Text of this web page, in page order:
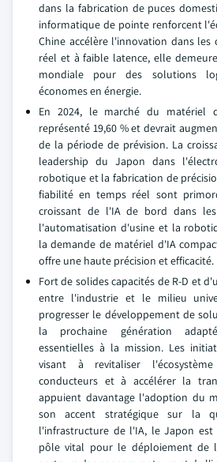
dans la fabrication de puces
informatique de pointe renforcent
Chine accélère l'innovation dans les
réel et à faible latence, elle
mondiale pour des solutions
économes en énergie.
En 2024, le marché du matériel
représenté 19,60 % et devrait
de la période de prévision. La
leadership du Japon dans
robotique et la fabrication de
fiabilité en temps réel sont
croissant de l'IA de bord dans les
l'automatisation d'usine et la
la demande de matériel d'IA
offre une haute précision et efficacité.
Fort de solides capacités de R-D et
entre l'industrie et le milieu
progresser le développement de
la prochaine génération
essentielles à la mission. Les
visant à revitaliser
conducteurs et à accélérer la
appuient davantage l'adoption du
son accent stratégique sur la
l'infrastructure de l'IA, le Japon
pôle vital pour le déploiement de